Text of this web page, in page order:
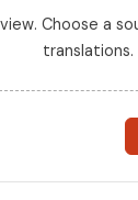
Choose a
translations.